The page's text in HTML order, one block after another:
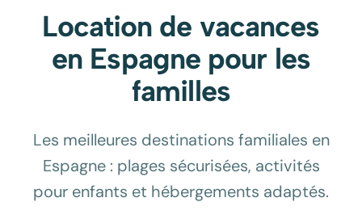
Location de vacances
en Espagne pour les
familles
Les meilleures destinations familiales en
Espagne : plages sécurisées, activités
pour enfants et hébergements adaptés.